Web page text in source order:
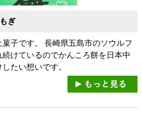
ぎ
子です。 長崎県五島市のソウルフ
けているのでかんころ餅を日本中
たい想いです。